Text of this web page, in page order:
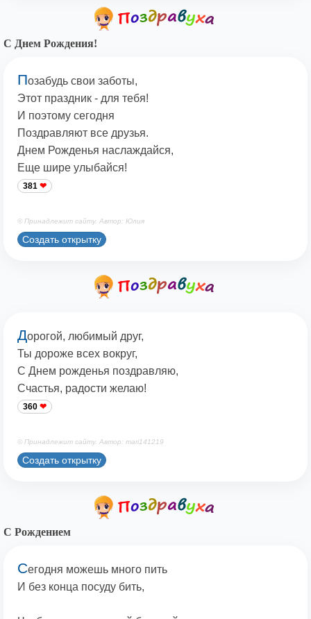
С Днем Рождения!
Позабудь свои заботы,
Этот праздник - для тебя!
И поэтому сегодня
Поздравляют все друзья.
Днем Рожденья наслаждайся,
Еще шире улыбайся!
381
© Принадлежит сайту. Автор: Юлия
Создать открытку
Дорогой, любимый друг,
Ты дороже всех вокруг,
С Днем рожденья поздравляю,
Счастья, радости желаю!
360
© Принадлежит сайту. Автор: mari141219
Создать открытку
С Рождением
Сегодня можешь много пить
И без конца посуду бить,